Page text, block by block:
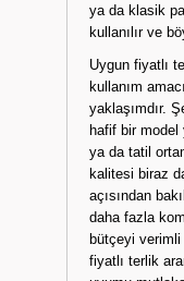
ya da klasik
kullanılır ve
Uygun fiyatlı
kullanım
yaklaşımdır.
hafif bir model
ya da tatil
kalitesi biraz
açısından
daha fazla
bütçeyi verimli
fiyatlı terlik